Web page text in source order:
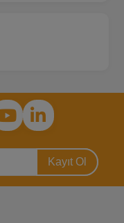
Kayıt Ol